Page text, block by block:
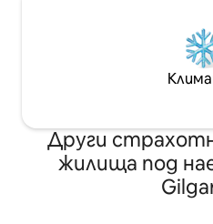
Други
жилища под